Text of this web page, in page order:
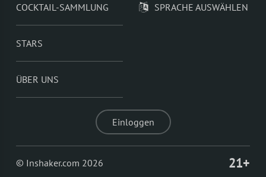
COCKTAIL-SAMMLUNG
STARS
ÜBER UNS
SPRACHE AUSWÄHLEN
Einloggen
© Inshaker.com 2026 21+